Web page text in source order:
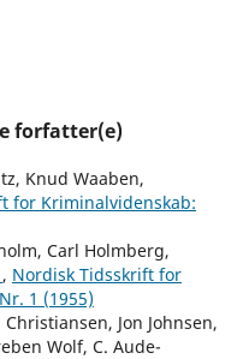
forfatter(e)
Knud Waaben,
for Kriminalvidenskab:
Carl Holmberg,
, Nordisk Tidsskrift for
1 (1955)
Jon Johnsen,
Wolf, C. Aude-